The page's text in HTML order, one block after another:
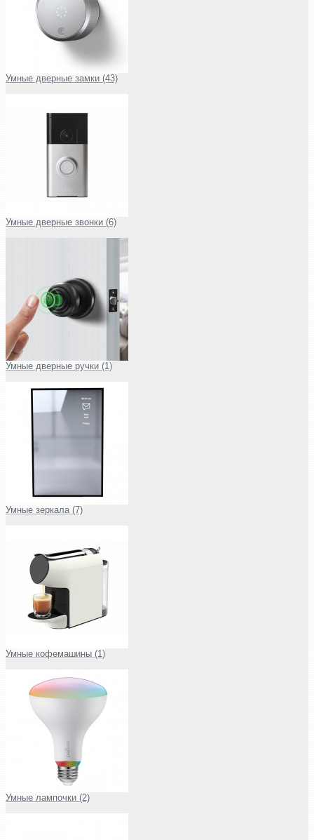
Умные дверные замки (43)
Умные дверные звонки (6)
Умные дверные ручки (1)
Умные зеркала (7)
Умные кофемашины (1)
Умные лампочки (2)